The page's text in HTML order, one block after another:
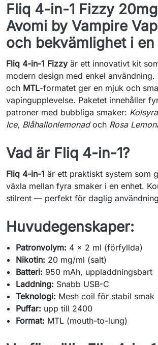
Fliq 4-in-1 Fizzy
Avomi by Vampire
och bekvämlighet i
Fliq 4-in-1 Fizzyär ett innovativt kit
modern design med enkel
och MTL-formatet ger en mjuk och
vapingupplevelse. Paketet innehåller
patroner med bubbliga smaker:
Ice, Blåhallonlemonadoch Rosa
Vad är Fliq 4-in-1?
Fliq 4-in-1 är ett praktiskt system som
växla mellan fyra smaker i en enhet.
stilrent — perfekt för daglig
Huvudegenskaper:
Patronvolym: 4 × 2 ml (förfyllda)
Nikotin: 20 mg/ml (salt)
Batteri: 950 mAh, uppladdningsbart
Laddning: Snabb USB-C
Teknologi: Mesh coil för stabil smak
Puffar: upp till 2400
Format: MTL (mouth-to-lung)